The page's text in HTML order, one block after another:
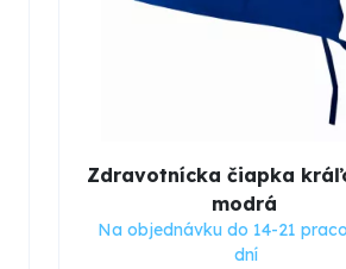
Zdravotnícka čiapka
modrá
Na objednávku do 14-21
dní